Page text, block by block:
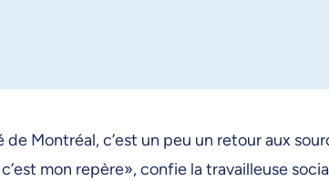
Montréal, c’est un peu un retour aux
mon repère», confie la travailleuse